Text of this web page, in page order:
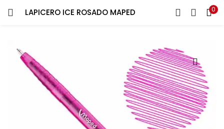
LAPICERO ICE ROSADO MAPED 0
ENTRAR REGISTRARSE
Introduce tu nombre de usuario y contraseña para iniciar
sesión.